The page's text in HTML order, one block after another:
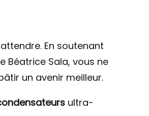
En soutenant
Béatrice Sala, vous ne
un avenir meilleur.
ultra-